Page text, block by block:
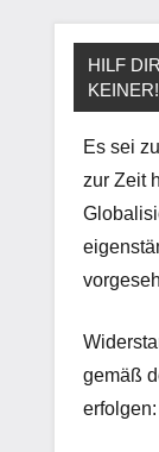
HILF
KEINER!
Es sei
zur Zeit
gemäß
erfolgen: